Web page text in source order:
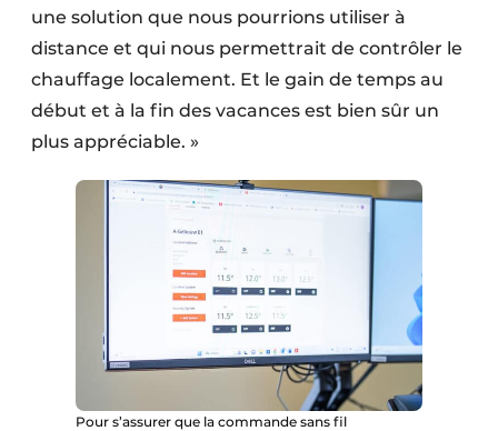
une solution que nous pourrions utiliser à
distance et qui nous permettrait de contrôler le
chauffage localement. Et le gain de temps au
début et à la fin des vacances est bien sûr un
plus appréciable. »
Pour s’assurer que la commande sans fil